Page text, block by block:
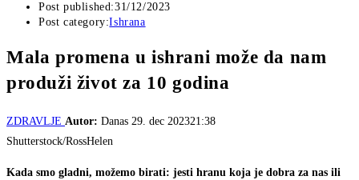
Post published:31/12/2023
Post category:Ishrana
Mala promena u ishrani može da nam
produži život za 10 godina
ZDRAVLJE Autor: Danas 29. dec 202321:38
Shutterstock/RossHelen
Kada smo gladni, možemo birati: jesti hranu koja je dobra za nas ili